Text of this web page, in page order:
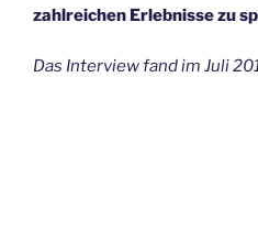
zahlreichen Erlebnisse zu
Das Interview fand im Juli